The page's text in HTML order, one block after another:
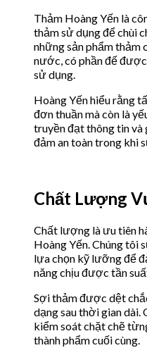
Thảm Hoàng Yến là
thảm sử dụng để chùi
những sản phẩm thảm
nước, có phần đế
sử dụng.
Hoàng Yến hiểu rằng
đơn thuần mà còn là
truyền đạt thông tin và
đảm an toàn trong khi
Chất Lượng
Chất lượng là ưu tiên
Hoàng Yến. Chúng tôi
lựa chọn kỹ lưỡng để
năng chịu được tần
Sợi thảm được dệt
dạng sau thời gian dài.
kiểm soát chặt chẽ
thành phẩm cuối cùng.